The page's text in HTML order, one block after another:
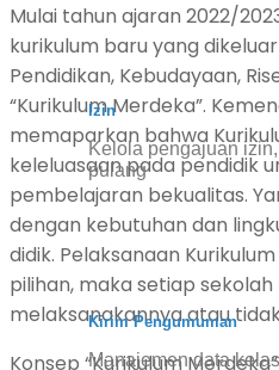
Izin
Kelola pengajuan
pulang
Kirim Pengumuman
Manajemen data kelas
Mulai tahun ajaran 2022/
kurikulum baru yang
Pendidikan, Kebudayaan,
“Kurikulum Merdeka”.
memaparkan bahwa
keleluasaan pada pendidik
pembelajaran bekualitas.
dengan kebutuhan dan
didik. Pelaksanaan
pilihan, maka setiap
melaksanakannya atau
Konsep “Kurikulum